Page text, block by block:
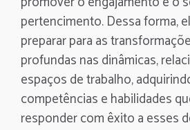
pertencimento. Dessa forma,
preparar para as
profundas nas dinâmicas,
espaços de trabalho,
competências e habilidades
responder com êxito a esses